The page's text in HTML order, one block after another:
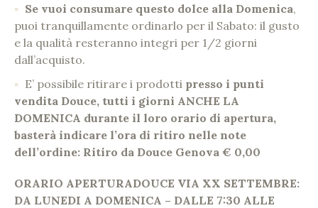
Se vuoi consumare questo dolce alla Domenica,
puoi tranquillamente ordinarlo per il Sabato: il gusto
e la qualità resteranno integri per 1/2 giorni
dall’acquisto.
E’ possibile ritirare i prodotti presso i punti
vendita Douce, tutti i giorni ANCHE LA
DOMENICA durante il loro orario di apertura,
basterà indicare l’ora di ritiro nelle note
dell’ordine: Ritiro da Douce Genova € 0,00
ORARIO APERTURADOUCE VIA XX SETTEMBRE:
DA LUNEDI A DOMENICA – DALLE 7:30 ALLE